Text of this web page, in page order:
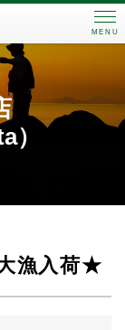
MENU
漁入荷★